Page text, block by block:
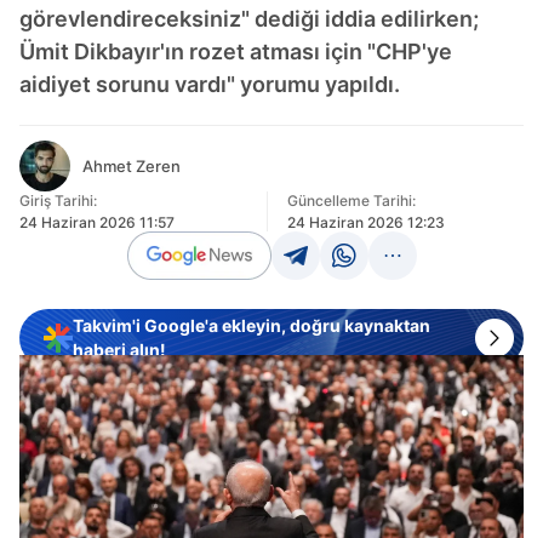
görevlendireceksiniz" dediği iddia edilirken;
Ümit Dikbayır'ın rozet atması için "CHP'ye
aidiyet sorunu vardı" yorumu yapıldı.
Ahmet Zeren
Giriş Tarihi:
24 Haziran 2026 11:57
Güncelleme Tarihi:
24 Haziran 2026 12:23
Takvim'i Google'a ekleyin, doğru kaynaktan
haberi alın!